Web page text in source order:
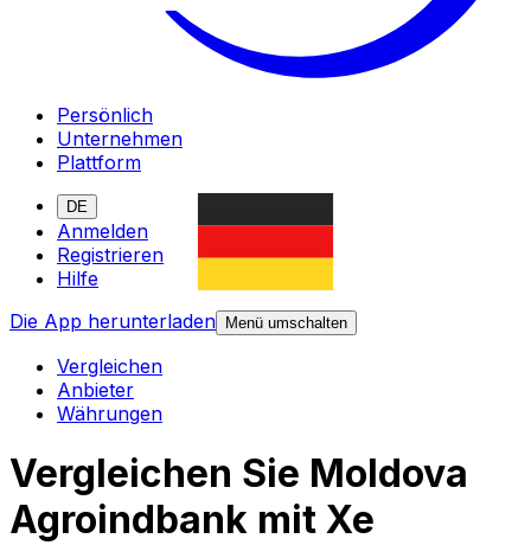
Persönlich
Unternehmen
Plattform
DE
Anmelden
Registrieren
Hilfe
Die App herunterladen
Menü umschalten
Vergleichen
Anbieter
Währungen
Vergleichen Sie Moldova
Agroindbank mit Xe